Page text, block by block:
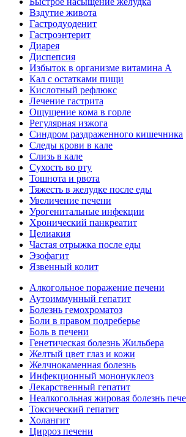
Вздутие живота
Гастродуоденит
Гастроэнтерит
Диарея
Диспепсия
Избыток в организме витамина А
Кал с остатками пищи
Кислотный рефлюкс
Лечение гастрита
Ощущение кома в горле
Регулярная изжога
Синдром раздраженного кишечника
Следы крови в кале
Слизь в кале
Сухость во рту
Тошнота и рвота
Тяжесть в желудке после еды
Увеличение печени
Урогенитальные инфекции
Хронический панкреатит
Целиакия
Частая отрыжка после еды
Эзофагит
Язвенный колит
Алкогольное поражение печени
Аутоиммунный гепатит
Болезнь гемохроматоз
Боли в правом подреберье
Боль в печени
Генетическая болезнь Жильбера
Желтый цвет глаз и кожи
Желчнокаменная болезнь
Инфекционный мононуклеоз
Лекарственный гепатит
Неалкогольная жировая болезнь
Токсический гепатит
Холангит
Цирроз печени